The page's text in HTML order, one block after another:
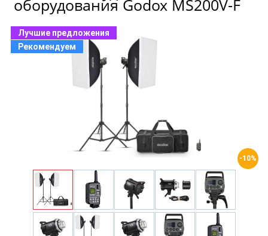
оборудования Godox MS200V-F
Лучшие предложения
Рекомендуем
-10%